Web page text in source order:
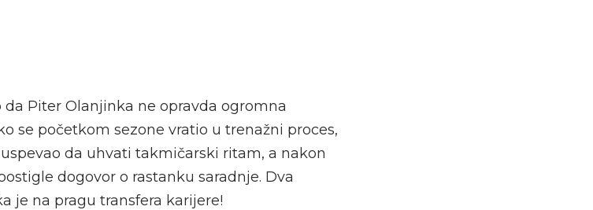
Piter Olanjinka ne opravda ogromna
se početkom sezone vratio u trenažni proces,
da uhvati takmičarski ritam, a nakon
dogovor o rastanku saradnje. Dva
je na pragu transfera karijere!